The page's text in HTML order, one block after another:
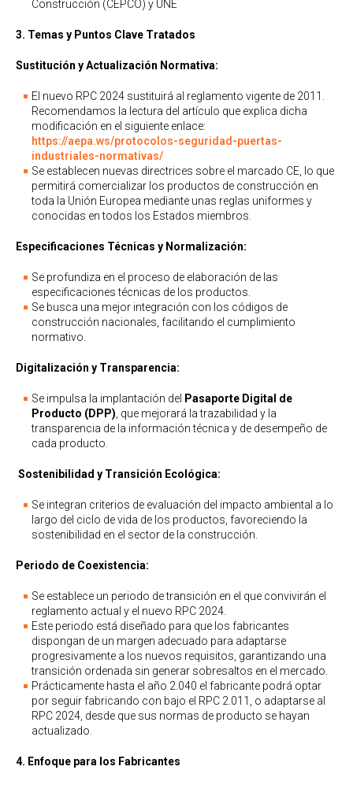
Construcción (CEPCO) y UNE
3. Temas y Puntos Clave Tratados
Sustitución y Actualización Normativa:
El nuevo RPC 2024 sustituirá al reglamento vigente de 2011.
Recomendamos la lectura del artículo que explica dicha
modificación en el siguiente enlace:
https://aepa.ws/protocolos-seguridad-puertas-
industriales-normativas/
Se establecen nuevas directrices sobre el marcado CE, lo que
permitirá comercializar los productos de construcción en
toda la Unión Europea mediante unas reglas uniformes y
conocidas en todos los Estados miembros.
Especificaciones Técnicas y Normalización:
Se profundiza en el proceso de elaboración de las
especificaciones técnicas de los productos.
Se busca una mejor integración con los códigos de
construcción nacionales, facilitando el cumplimiento
normativo.
Digitalización y Transparencia:
Se impulsa la implantación del Pasaporte Digital de
Producto (DPP) , que mejorará la trazabilidad y la
transparencia de la información técnica y de desempeño de
cada producto.
Sostenibilidad y Transición Ecológica:
Se integran criterios de evaluación del impacto ambiental a lo
largo del ciclo de vida de los productos, favoreciendo la
sostenibilidad en el sector de la construcción.
Periodo de Coexistencia:
Se establece un periodo de transición en el que convivirán el
reglamento actual y el nuevo RPC 2024.
Este periodo está diseñado para que los fabricantes
dispongan de un margen adecuado para adaptarse
progresivamente a los nuevos requisitos, garantizando una
transición ordenada sin generar sobresaltos en el mercado.
Prácticamente hasta el año 2.040 el fabricante podrá optar
por seguir fabricando con bajo el RPC 2.011, o adaptarse al
RPC 2024, desde que sus normas de producto se hayan
actualizado.
4. Enfoque para los Fabricantes